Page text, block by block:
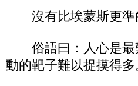
沒有比埃蒙斯更準
俗語曰：人心是最
動的靶子難以捉摸得多